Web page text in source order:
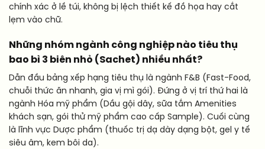
chính xác ở lề túi, không bị lệch thiết kế đồ họa hay cắt
lẹm vào chữ.
Những nhóm ngành công nghiệp nào tiêu thụ
bao bì 3 biên nhỏ (Sachet) nhiều nhất?
Dẫn đầu bảng xếp hạng tiêu thụ là ngành F&B (Fast-Food,
chuỗi thức ăn nhanh, gia vị mì gói). Đứng ở vị trí thứ hai là
ngành Hóa mỹ phẩm (Dầu gội dây, sữa tắm Amenities
khách sạn, gói thử mỹ phẩm cao cấp Sample). Cuối cùng
là lĩnh vực Dược phẩm (thuốc trị dạ dày dạng bột, gel y tế
siêu âm, kem bôi da).